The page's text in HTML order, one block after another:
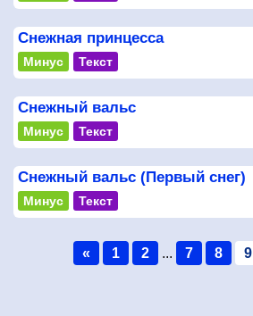
Снежная принцесса
Минус Текст
Снежный вальс
Минус Текст
Снежный вальс (Первый снег)
Минус Текст
« 1 2 ... 7 8 9